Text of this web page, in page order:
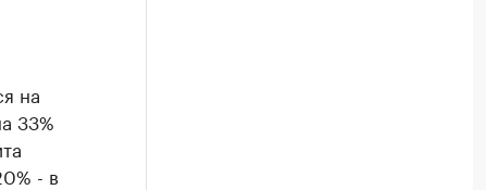
на
33%
- в